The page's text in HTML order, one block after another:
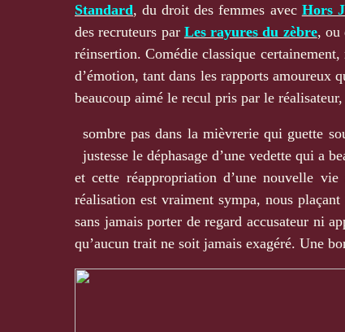
Standard, du droit des femmes avec Hors
des recruteurs par Les rayures du zèbre, ou
réinsertion. Comédie classique
d’émotion, tant dans les rapports amoureux
beaucoup aimé le recul pris par le
sombre pas dans la mièvrerie qui guette
justesse le déphasage d’une vedette qui a
et cette réappropriation d’une nouvelle
réalisation est vraiment sympa, nous
sans jamais porter de regard accusateur ni
qu’aucun trait ne soit jamais exagéré. Une